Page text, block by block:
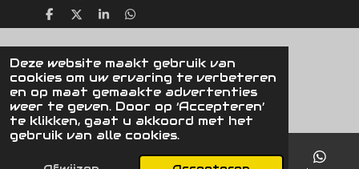
Deze website maakt gebruik van
cookies om uw ervaring te verbeteren
en op maat gemaakte advertenties
weer te geven. Door op ‘Accepteren’
te klikken, gaat u akkoord met het
gebruik van alle cookies.
D
e
n
D
e
S
h
e
D
e
n
Click here to type some text.
© 2024 - 2026 Fspec Performance